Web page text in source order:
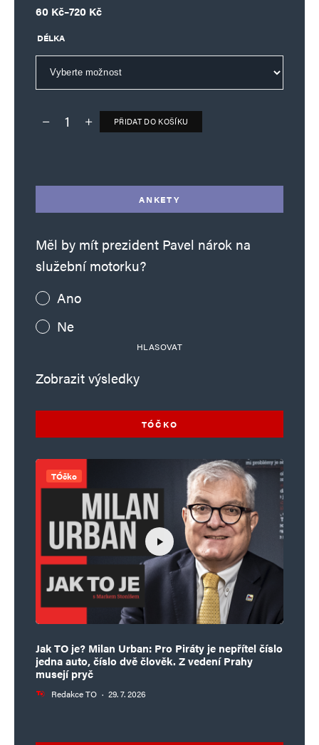
60 Kč–720 Kč
Rozpětí cen: 60 Kč až 720 Kč
DÉLKA
Deník TO – verze bez reklam množství
PŘIDAT DO KOŠÍKU
ANKETY
Měl by mít prezident Pavel nárok na
služební motorku?
Ano
Ne
HLASOVAT
Zobrazit výsledky
TÓČKO
TÓčko
Jak TO je? Milan Urban: Pro Piráty je nepřítel číslo
jedna auto, číslo dvě člověk. Z vedení Prahy
musejí pryč
Redakce TO · 29. 7. 2026